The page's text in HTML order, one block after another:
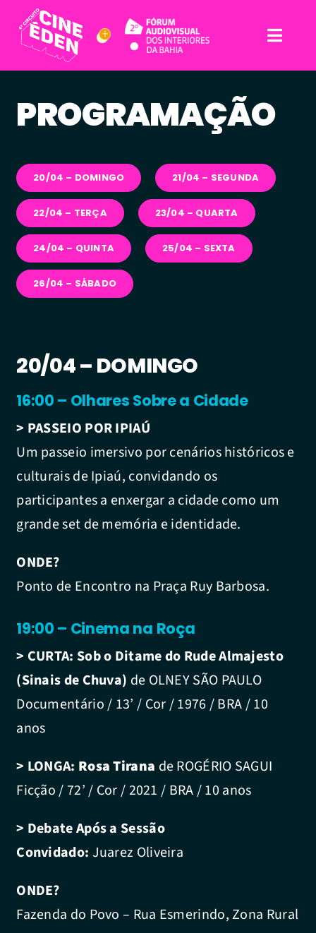
content
Sobre
Filmes
Espaços
Programação
Notícias
PROGRAMAÇÃO
20/04 – DOMINGO 21/04 – SEGUNDA
22/04 – TERÇA 23/04 – QUARTA
24/04 – QUINTA 25/04 – SEXTA
26/04 – SÁBADO
20/04 – DOMINGO
16:00 – Olhares Sobre a Cidade
> PASSEIO POR IPIAÚ
Um passeio imersivo por cenários históricos e
culturais de Ipiaú, convidando os
participantes a enxergar a cidade como um
grande set de memória e identidade.
ONDE?
Ponto de Encontro na Praça Ruy Barbosa.
19:00 – Cinema na Roça
> CURTA: Sob o Ditame do Rude Almajesto
(Sinais de Chuva) de OLNEY SÃO PAULO
Documentário / 13’ / Cor / 1976 / BRA / 10
anos
> LONGA: Rosa Tirana deROGÉRIO SAGUI
Ficção / 72’ / Cor / 2021 / BRA / 10 anos
> Debate Após a Sessão
Convidado: Juarez Oliveira
ONDE?
Fazenda do Povo – Rua Esmerindo, Zona Rural